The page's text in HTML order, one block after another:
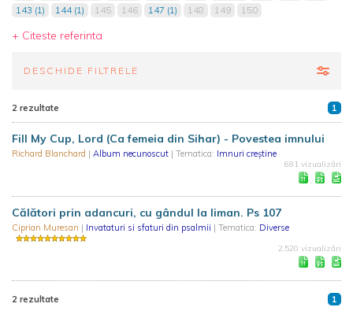
143 (1)
144 (1) 145 146 147 (1) 148 149 150
+ Citeste referinta
DESCHIDE FILTRELE
2 rezultate 1
Fill My Cup, Lord (Ca femeia din Sihar) - Povestea imnului
Richard Blanchard | Album necunoscut | Tematica: Imnuri creștine
681 vizualizări
Călători prin adancuri, cu gândul la liman. Ps 107
Ciprian Muresan | Invataturi si sfaturi din psalmii | Tematica: Diverse
2.520 vizualizări
2 rezultate 1